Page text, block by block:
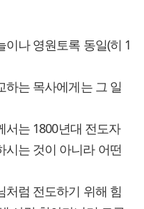
나 영원토록 동일(히 1
하는 목사에게는 그 일
서는 1800년대 전도자
시는 것이 아니라 어떤
처럼 전도하기 위해 힘